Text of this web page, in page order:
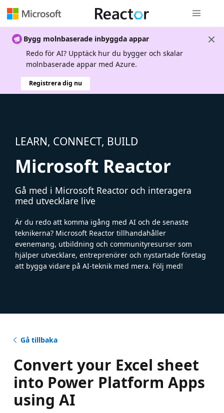
Bygg molnbaserade inbyggda appar
Redo för AI? Upptäck hur du bygger och skalar
molnbaserade appar med Azure.
Registrera dig nu
LEARN, CONNECT, BUILD
Microsoft Reactor
Gå med i Microsoft Reactor och interagera
med utvecklare live
Är du redo att komma igång med AI och de senaste
teknikerna? Microsoft Reactor tillhandahåller
evenemang, utbildning och communityresurser som
hjälper utvecklare, entreprenörer och nystartade företag
att bygga vidare på AI-teknik med mera. Följ med!
Gå tillbaka
Convert your Excel sheet
into Power Platform Apps
using AI